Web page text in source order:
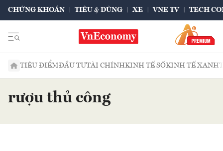
CHỨNG KHOÁN TIÊU & DÙNG XE VNE TV TECH
TIÊU ĐIỂMĐẦU TƯTÀI CHÍNHKINH TẾ SỐKINH TẾ XANH
rượu thủ công